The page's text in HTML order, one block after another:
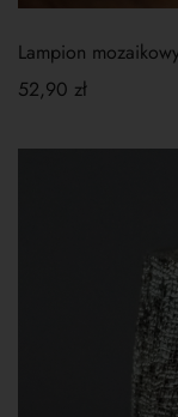
Lampion
52,90 zł